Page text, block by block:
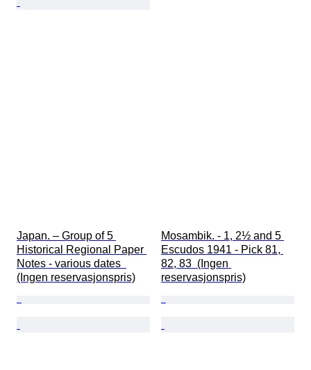
Japan. – Group of 5
Historical Regional Paper
Notes - various dates
(Ingen reservasjonspris)
Mosambik. - 1, 2½ and 5
Escudos 1941 - Pick 81,
82, 83  (Ingen
reservasjonspris)